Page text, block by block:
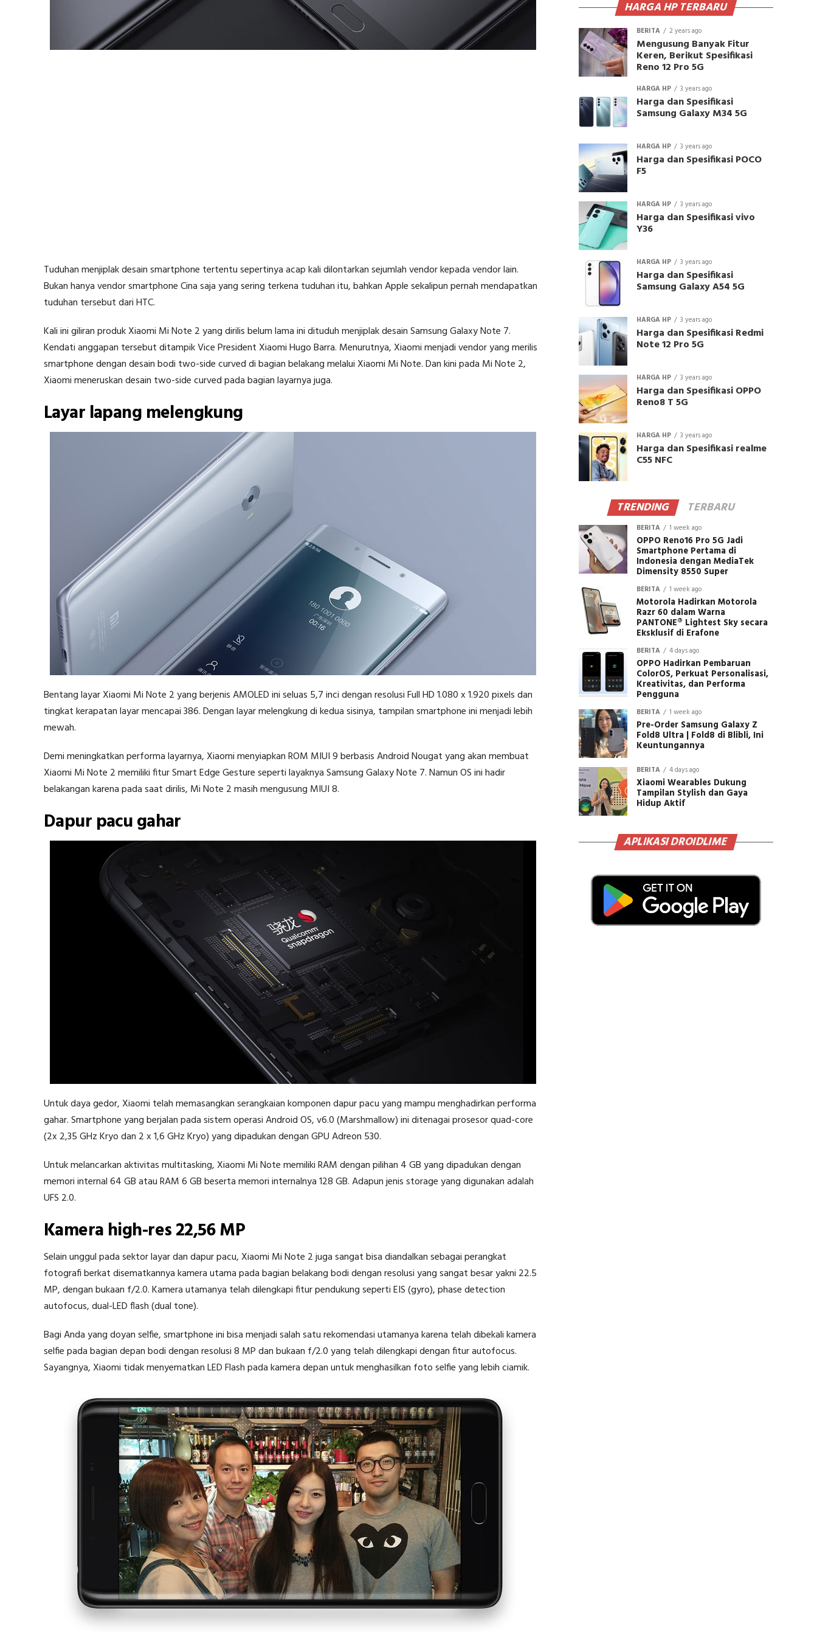
Tuduhan menjiplak desain smartphone tertentu sepertinya acap kali dilontarkan sejumlah vendor kepada vendor lain.
Bukan hanya vendor smartphone Cina saja yang sering terkena tuduhan itu, bahkan Apple sekalipun pernah mendapatkan
tuduhan tersebut dari HTC.
Kali ini giliran produk Xiaomi Mi Note 2 yang dirilis belum lama ini dituduh menjiplak desain Samsung Galaxy Note 7.
Kendati anggapan tersebut ditampik Vice President Xiaomi Hugo Barra. Menurutnya, Xiaomi menjadi vendor yang merilis
smartphone dengan desain bodi two-side curved di bagian belakang melalui Xiaomi Mi Note. Dan kini pada Mi Note 2,
Xiaomi meneruskan desain two-side curved pada bagian layarnya juga.
Layar lapang melengkung
Bentang layar Xiaomi Mi Note 2 yang berjenis AMOLED ini seluas 5,7 inci dengan resolusi Full HD 1.080 x 1.920 pixels dan
tingkat kerapatan layar mencapai 386. Dengan layar melengkung di kedua sisinya, tampilan smartphone ini menjadi lebih
mewah.
Demi meningkatkan performa layarnya, Xiaomi menyiapkan ROM MIUI 9 berbasis Android Nougat yang akan membuat
Xiaomi Mi Note 2 memiliki fitur Smart Edge Gesture seperti layaknya Samsung Galaxy Note 7. Namun OS ini hadir
belakangan karena pada saat dirilis, Mi Note 2 masih mengusung MIUI 8.
Dapur pacu gahar
Untuk daya gedor, Xiaomi telah memasangkan serangkaian komponen dapur pacu yang mampu menghadirkan performa
gahar. Smartphone yang berjalan pada sistem operasi Android OS, v6.0 (Marshmallow) ini ditenagai prosesor quad-core
(2x 2,35 GHz Kryo dan 2 x 1,6 GHz Kryo) yang dipadukan dengan GPU Adreon 530.
Untuk melancarkan aktivitas multitasking, Xiaomi Mi Note memiliki RAM dengan pilihan 4 GB yang dipadukan dengan
memori internal 64 GB atau RAM 6 GB beserta memori internalnya 128 GB. Adapun jenis storage yang digunakan adalah
UFS 2.0.
Kamera high-res 22,56 MP
Selain unggul pada sektor layar dan dapur pacu, Xiaomi Mi Note 2 juga sangat bisa diandalkan sebagai perangkat
fotografi berkat disematkannya kamera utama pada bagian belakang bodi dengan resolusi yang sangat besar yakni 22.5
MP, dengan bukaan f/2.0. Kamera utamanya telah dilengkapi fitur pendukung seperti EIS (gyro), phase detection
autofocus, dual-LED flash (dual tone).
Bagi Anda yang doyan selfie, smartphone ini bisa menjadi salah satu rekomendasi utamanya karena telah dibekali kamera
selfie pada bagian depan bodi dengan resolusi 8 MP dan bukaan f/2.0 yang telah dilengkapi dengan fitur autofocus.
Sayangnya, Xiaomi tidak menyematkan LED Flash pada kamera depan untuk menghasilkan foto selfie yang lebih ciamik.
HARGA HP TERBARU
BERITA 2 years ago
Mengusung Banyak Fitur
Keren, Berikut Spesifikasi
Reno 12 Pro 5G
HARGA HP 3 years ago
Harga dan Spesifikasi
Samsung Galaxy M34 5G
HARGA HP 3 years ago
Harga dan Spesifikasi POCO
F5
HARGA HP 3 years ago
Harga dan Spesifikasi vivo
Y36
HARGA HP 3 years ago
Harga dan Spesifikasi
Samsung Galaxy A54 5G
HARGA HP 3 years ago
Harga dan Spesifikasi Redmi
Note 12 Pro 5G
HARGA HP 3 years ago
Harga dan Spesifikasi OPPO
Reno8 T 5G
HARGA HP 3 years ago
Harga dan Spesifikasi realme
C55 NFC
TRENDING TERBARU
BERITA 1 week ago
OPPO Reno16 Pro 5G Jadi
Smartphone Pertama di
Indonesia dengan MediaTek
Dimensity 8550 Super
BERITA 1 week ago
Motorola Hadirkan Motorola
Razr 60 dalam Warna
PANTONE® Lightest Sky secara
Eksklusif di Erafone
BERITA 4 days ago
OPPO Hadirkan Pembaruan
ColorOS, Perkuat Personalisasi,
Kreativitas, dan Performa
Pengguna
BERITA 1 week ago
Pre-Order Samsung Galaxy Z
Fold8 Ultra | Fold8 di Blibli, Ini
Keuntungannya
BERITA 4 days ago
Xiaomi Wearables Dukung
Tampilan Stylish dan Gaya
Hidup Aktif
APLIKASI DROIDLIME